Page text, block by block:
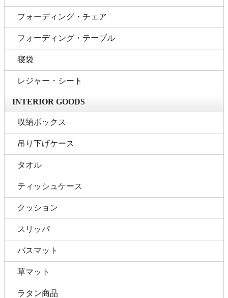
フォーディング・チェア
フォーディング・テーブル
寝袋
レジャー・シート
INTERIOR GOODS
収納ボックス
吊り下げケース
タオル
ティッシュケース
クッション
スリッパ
バスマット
草マット
ラタン商品